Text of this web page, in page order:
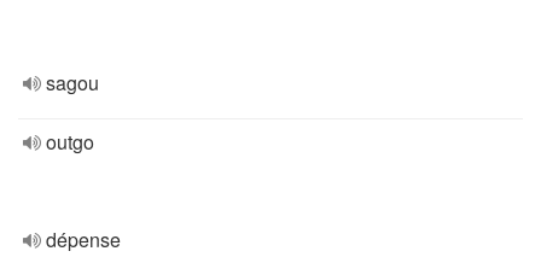
sagou
outgo
dépense